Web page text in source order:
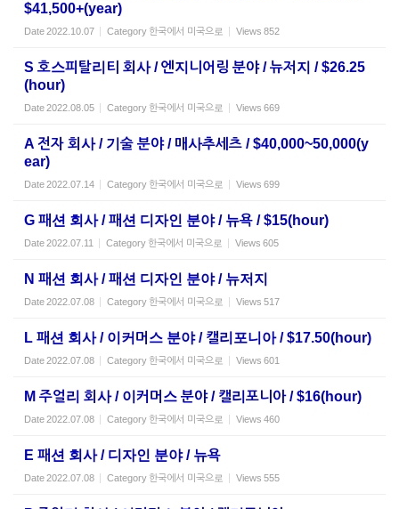
$41,500+(year)
Date2022.10.07 Category 한국에서 미국으로 Views 852
S 호스피탈리티 회사 / 엔지니어링 분야 / 뉴저지 / $26.25
(hour)
Date2022.08.05 Category 한국에서 미국으로 Views 669
A 전자 회사 / 기술 분야 / 매사추세츠 / $40,000~50,000(y
ear)
Date2022.07.14 Category 한국에서 미국으로 Views 699
G 패션 회사 / 패션 디자인 분야 / 뉴욕 / $15(hour)
Date2022.07.11 Category 한국에서 미국으로 Views 605
N 패션 회사 / 패션 디자인 분야 / 뉴저지
Date2022.07.08 Category 한국에서 미국으로 Views 517
L 패션 회사 / 이커머스 분야 / 캘리포니아 / $17.50(hour)
Date2022.07.08 Category 한국에서 미국으로 Views 601
M 주얼리 회사 / 이커머스 분야 / 캘리포니아 / $16(hour)
Date2022.07.08 Category 한국에서 미국으로 Views 460
E 패션 회사 / 디자인 분야 / 뉴욕
Date2022.07.08 Category 한국에서 미국으로 Views 555